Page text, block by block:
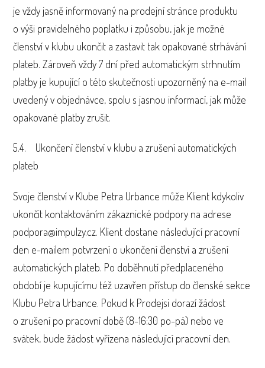
je vždy jasně informovaný na prodejní stránce produktu
o výši pravidelného poplatku i způsobu, jak je možné
členství v klubu ukončit a zastavit tak opakované strhávání
plateb. Zároveň vždy 7 dní před automatickým strhnutím
platby je kupující o této skutečnosti upozorněný na e-mail
uvedený v objednávce, spolu s jasnou informací, jak může
opakované platby zrušit.
5.4. Ukončení členství v klubu a zrušení automatických
plateb
Svoje členství v Klube Petra Urbance může Klient kdykoliv
ukončit kontaktováním zákaznické podpory na adrese
podpora@impulzy.cz. Klient dostane následující pracovní
den e-mailem potvrzení o ukončení členství a zrušení
automatických plateb. Po doběhnutí předplaceného
období je kupujícímu též uzavřen přístup do členské sekce
Klubu Petra Urbance. Pokud k Prodejsi dorazí žádost
o zrušení po pracovní době (8-16:30 po-pá) nebo ve
svátek, bude žádost vyřízena následující pracovní den.